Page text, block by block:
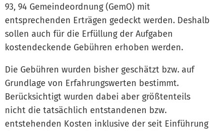
93, 94 Gemeindeordnung (GemO) mit
entsprechenden Erträgen gedeckt werden. Deshalb
sollen auch für die Erfüllung der Aufgaben
kostendeckende Gebühren erhoben werden.
Die Gebühren wurden bisher geschätzt bzw. auf
Grundlage von Erfahrungswerten bestimmt.
Berücksichtigt wurden dabei aber größtenteils
nicht die tatsächlich entstandenen bzw.
entstehenden Kosten inklusive der seit Einführung